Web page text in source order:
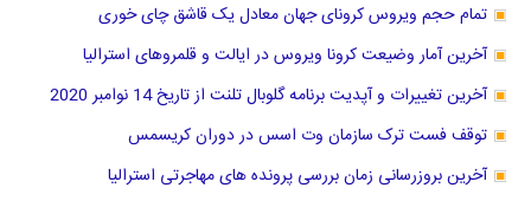
تمام حجم ویروس کرونای جهان معادل یک قاشق چای خوری
آخرین آمار وضیعت کرونا ویروس در ایالت و قلمروهای استرالیا
آخرین تغییرات و آپدیت برنامه گلوبال تلنت از تاریخ 14 نوامبر 2020
توقف فست ترک سازمان وت اسس در دوران کریسمس
آخرین بروزرسانی زمان بررسی پرونده های مهاجرتی استرالیا